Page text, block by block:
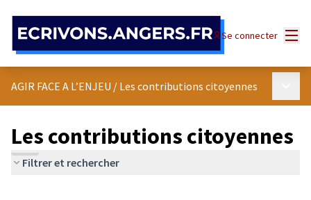
Se connecter
AGIR FACE A L’ENJEU / Les contributions citoyennes
Les contributions citoyennes
Filtrer et rechercher